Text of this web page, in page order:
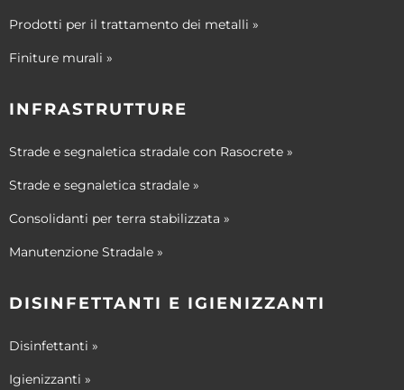
Prodotti per il trattamento dei metalli »
Finiture murali »
INFRASTRUTTURE
Strade e segnaletica stradale con Rasocrete »
Strade e segnaletica stradale »
Consolidanti per terra stabilizzata »
Manutenzione Stradale »
DISINFETTANTI E IGIENIZZANTI
Disinfettanti »
Igienizzanti »